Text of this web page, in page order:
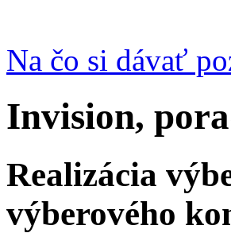
Na čo si dávať
Invision,
Realizácia
výberového